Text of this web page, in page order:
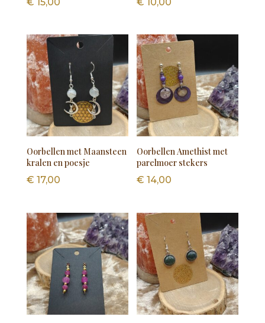
Oorbellen met Maansteen
kralen en poesje
€ 17,00
Oorbellen Amethist met
parelmoer stekers
€ 14,00